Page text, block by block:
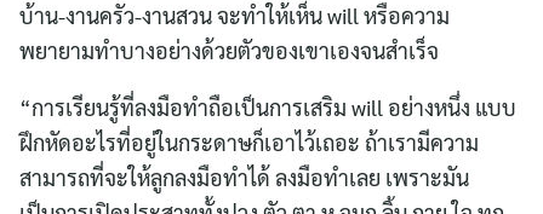
บ้าน-งานครัว-งานสวน จะทำให้เห็น will หรือความ
พยายามทำบางอย่างด้วยตัวของเขาเองจนสำเร็จ
“การเรียนรู้ที่ลงมือทำถือเป็นการเสริม will อย่างหนึ่ง แบบ
ฝึกหัดอะไรที่อยู่ในกระดาษก็เอาไว้เถอะ ถ้าเรามีความ
สามารถที่จะให้ลูกลงมือทำได้ ลงมือทำเลย เพราะมัน